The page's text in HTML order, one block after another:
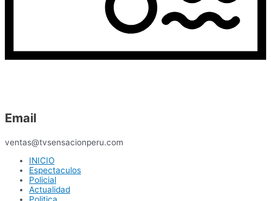
Email
ventas@tvsensacionperu.com
INICIO
Espectaculos
Policial
Actualidad